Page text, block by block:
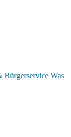
Bürgerservice Was